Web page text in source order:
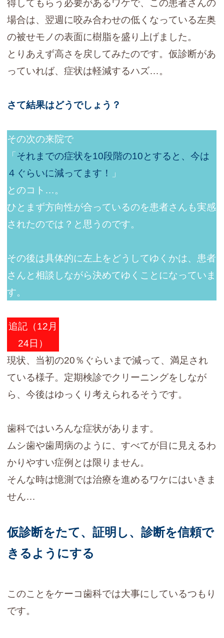
得してもらう必要があるワケで、この患者さんの
場合は、翌週に咬み合わせの低くなっている左奥
の被せモノの表面に樹脂を盛り上げました。
とりあえず高さを戻してみたのです。仮診断があ
っていれば、症状は軽減するハズ…。
さて結果はどうでしょう？
その次の来院で
「それまでの症状を10段階の10とすると、今は
４ぐらいに減ってます！
」
とのコト…。
ひとまず方向性が合っているのを患者さんも実感
されたのでは？と思うのです。
その後は具体的に左上をどうしてゆくかは、患者
さんと相談しながら決めてゆくことになっていま
す。
追記（12月
24日）
現状、当初の20％ぐらいまで減って、満足され
ている様子。定期検診でクリーニングをしなが
ら、今後はゆっくり考えられるそうです。
歯科ではいろんな症状があります。
ムシ歯や歯周病のように、すべてが目に見えるわ
かりやすい症例とは限りません。
そんな時は憶測では治療を進めるワケにはいきま
せん…
仮診断をたて、証明し、診断を信頼で
きるようにする
このことをケーコ歯科では大事にしているつもり
です。